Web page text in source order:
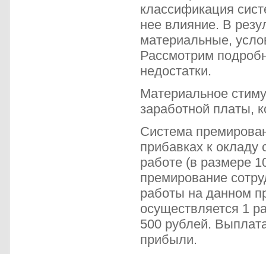
классификация
нее влияние. В
материальные,
Рассмотрим
недостатки.
Материальное
заработной платы,
Система
прибавках к окладу
работе (в размере
премирование
работы на данном
осуществляется 1
500 рублей.
прибыли.